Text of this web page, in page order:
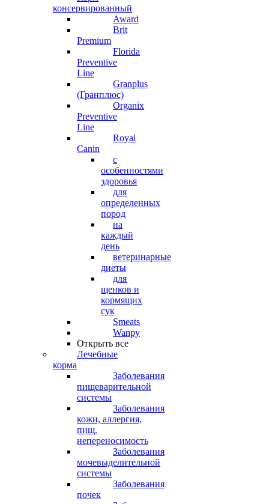
консервированный
Award
Brit
Premium
Florida
Preventive
Line
Granplus
(Гранплюс)
Organix
Preventive
Line
Royal
Canin
с
особенностями
здоровья
для
определенных
пород
на
каждый
день
ветеринарные
диеты
для
щенков и
кормящих
сук
Smeats
Wanpy
Открыть все
Лечебные
корма
Заболевания
пищеварительной
системы
Заболевания
кожи, аллергия,
пищ.
непереносимость
Заболевания
мочевыделительной
системы
Заболевания
почек